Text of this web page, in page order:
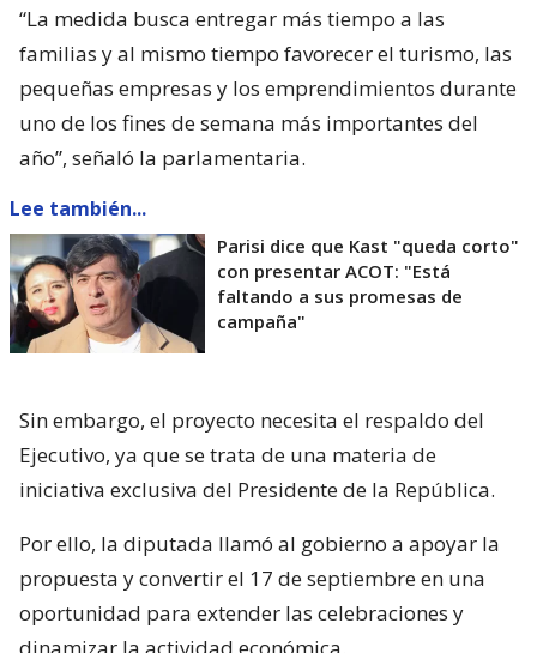
“La medida busca entregar más tiempo a las
familias y al mismo tiempo favorecer el turismo, las
pequeñas empresas y los emprendimientos durante
uno de los fines de semana más importantes del
año”, señaló la parlamentaria.
Lee también...
Parisi dice que Kast "queda corto"
con presentar ACOT: "Está
faltando a sus promesas de
campaña"
Sin embargo, el proyecto necesita el respaldo del
Ejecutivo, ya que se trata de una materia de
iniciativa exclusiva del Presidente de la República.
Por ello, la diputada llamó al gobierno a apoyar la
propuesta y convertir el 17 de septiembre en una
oportunidad para extender las celebraciones y